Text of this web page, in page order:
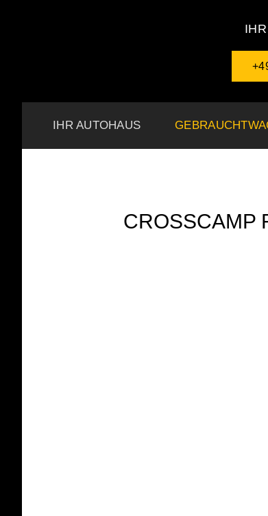
IHR AUTOHAUS
CROSSCAMP